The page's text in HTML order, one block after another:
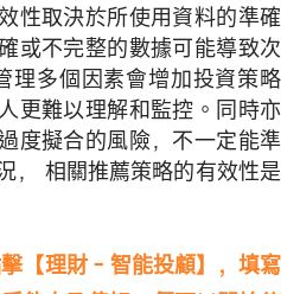
性取決於所使用資料的準確
或不完整的數據可能導致次
理多個因素會增加投資策略
更難以理解和監控。同時亦
度擬合的風險，不一定能準
， 相關推薦策略的有效性是
【理財 - 智能投顧】，填寫